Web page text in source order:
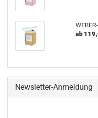
ab
Newsletter-Anmeldung